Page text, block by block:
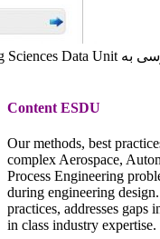
دانلود استاندارد ESDU اکانت دسترسی به Engineering Sciences Data Unit خرید یوزر و پسورد esdu.com واحد اطلاعات علوم مهندسی User